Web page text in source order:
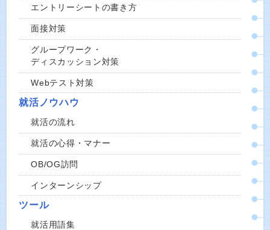
エントリーシートの書き方
面接対策
グループワーク・
ディスカッション対策
Webテスト対策
就活ノウハウ
就活の流れ
就活の心得・マナー
OB/OG訪問
インターンシップ
ツール
就活用語集